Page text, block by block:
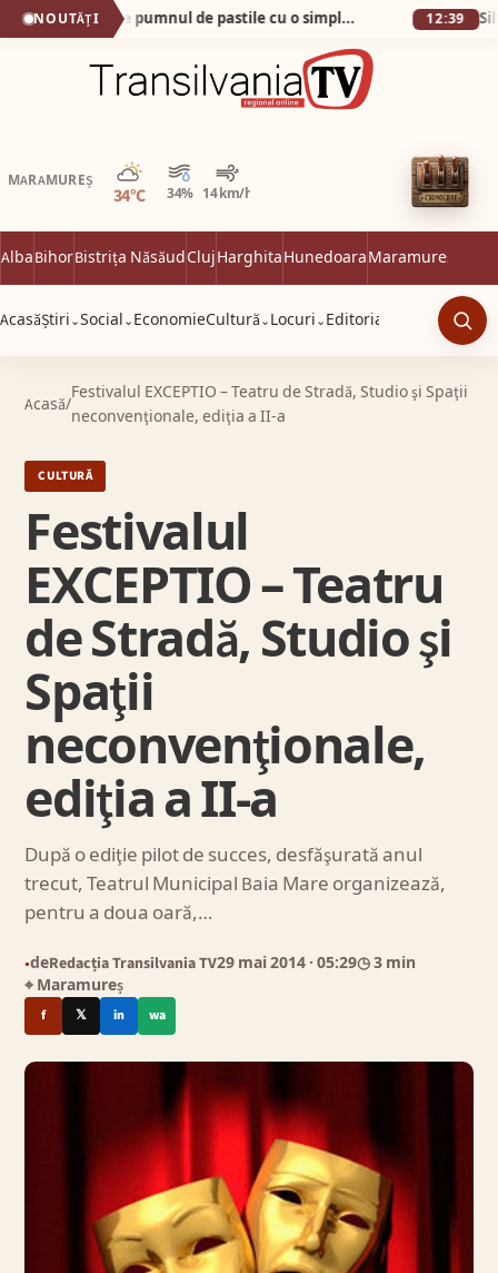
NOUTĂȚI Cum am scăpat de pumnul de pastile cu o simplă apă minerală! 12:39
MARAMUREȘ
34°C 34% 14 km/h
Parțial noros
AlbaBihorBistrița NăsăudClujHarghitaHunedoaraMaramureș
AcasăȘtiri ⌄Social ⌄ EconomieCultură ⌄ Locuri ⌄ Editorial
Acasă/
Festivalul EXCEPTIO – Teatru de Stradă, Studio şi Spaţii
neconvenţionale, ediţia a II-a
CULTURĂ
Festivalul
EXCEPTIO – Teatru
de Stradă, Studio şi
Spaţii
neconvenţionale,
ediţia a II-a
După o ediţie pilot de succes, desfăşurată anul
trecut, Teatrul Municipal Baia Mare organizează,
pentru a doua oară,…
●deRedacția Transilvania TV29 mai 2014 · 05:29◷ 3 min
⌖ Maramureș
f 𝕏 in wa